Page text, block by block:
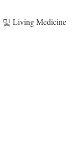
Living Medicine